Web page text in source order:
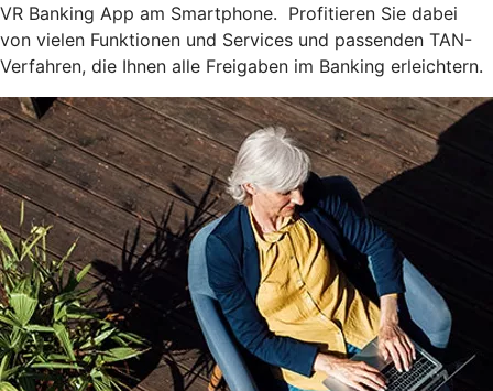
VR Banking App am Smartphone. Profitieren Sie dabei
von vielen Funktionen und Services und passenden TAN-
Verfahren, die Ihnen alle Freigaben im Banking erleichtern.